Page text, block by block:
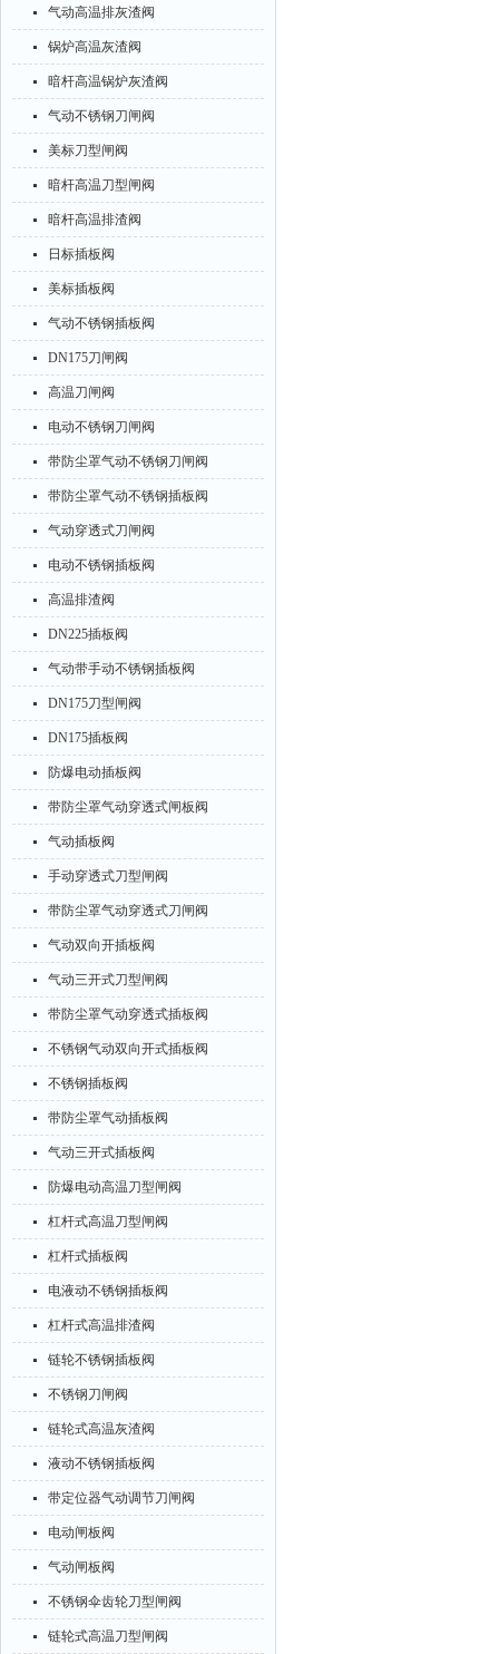
气动高温排灰渣阀
锅炉高温灰渣阀
暗杆高温锅炉灰渣阀
气动不锈钢刀闸阀
美标刀型闸阀
暗杆高温刀型闸阀
暗杆高温排渣阀
日标插板阀
美标插板阀
气动不锈钢插板阀
DN175刀闸阀
高温刀闸阀
电动不锈钢刀闸阀
带防尘罩气动不锈钢刀闸阀
带防尘罩气动不锈钢插板阀
气动穿透式刀闸阀
电动不锈钢插板阀
高温排渣阀
DN225插板阀
气动带手动不锈钢插板阀
DN175刀型闸阀
DN175插板阀
防爆电动插板阀
带防尘罩气动穿透式闸板阀
气动插板阀
手动穿透式刀型闸阀
带防尘罩气动穿透式刀闸阀
气动双向开插板阀
气动三开式刀型闸阀
带防尘罩气动穿透式插板阀
不锈钢气动双向开式插板阀
不锈钢插板阀
带防尘罩气动插板阀
气动三开式插板阀
防爆电动高温刀型闸阀
杠杆式高温刀型闸阀
杠杆式插板阀
电液动不锈钢插板阀
杠杆式高温排渣阀
链轮不锈钢插板阀
不锈钢刀闸阀
链轮式高温灰渣阀
液动不锈钢插板阀
带定位器气动调节刀闸阀
电动闸板阀
气动闸板阀
不锈钢伞齿轮刀型闸阀
链轮式高温刀型闸阀